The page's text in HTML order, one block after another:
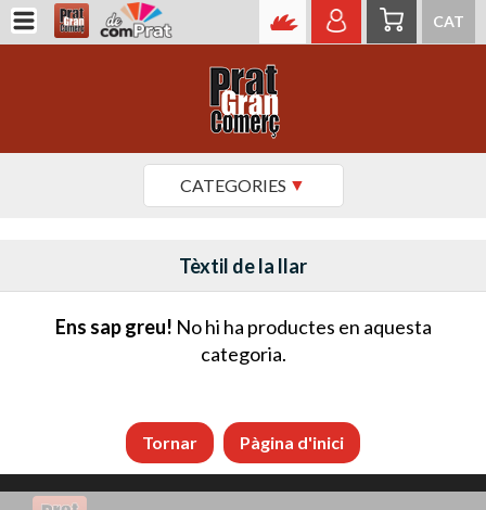
CAT
CATEGORIES
Tèxtil de la llar
Ens sap greu! No hi ha productes en aquesta
categoria.
Tornar Pàgina d'inici